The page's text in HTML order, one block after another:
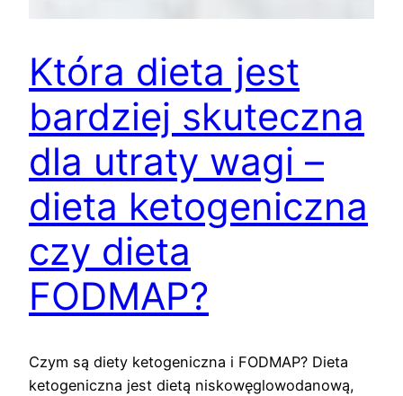
Która dieta jest
bardziej skuteczna
dla utraty wagi –
dieta ketogeniczna
czy dieta
FODMAP?
Czym są diety ketogeniczna i FODMAP? Dieta
ketogeniczna jest dietą niskowęglowodanową,